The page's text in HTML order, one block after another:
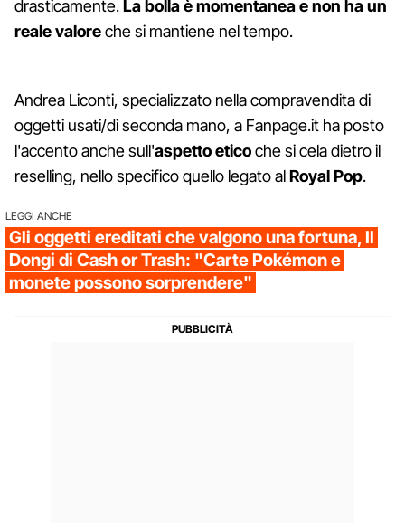
drasticamente. La bolla è momentanea e non ha un
reale valoreche si mantiene nel tempo.
Andrea Liconti, specializzato nella compravendita di
oggetti usati/di seconda mano, a Fanpage.it ha posto
l'accento anche sull'aspetto eticoche si cela dietro il
reselling, nello specifico quello legato alRoyal Pop.
LEGGI ANCHE
Gli oggetti ereditati che valgono una fortuna, Il
Dongi di Cash or Trash: "Carte Pokémon e
monete possono sorprendere"